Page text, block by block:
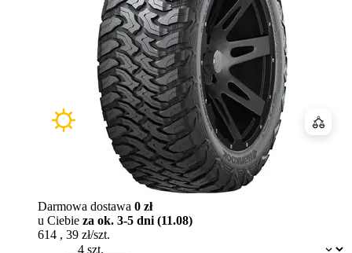
Dostępność:
Darmowa dostawa 0 zł
u Ciebie za ok. 3-5 dni (11.08)
614 , 39 zł/szt.